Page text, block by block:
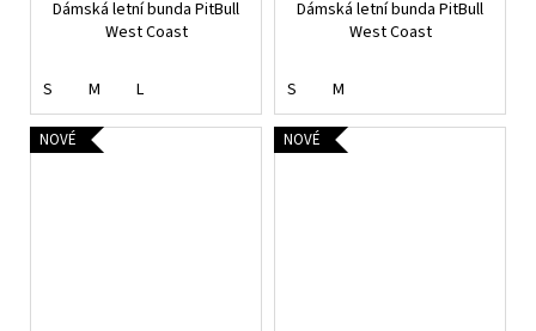
Dámská letní bunda PitBull
West Coast
S M L
Dámská letní bunda PitBull
West Coast
S M
NOVÉ NOVÉ